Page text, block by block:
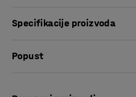
praškastom tehnikom. Bojanje
Kompaktan dizajn čini ovaj ormar
Specifikacije proizvoda
Širina: 900
Debljina vrata
17
Popust